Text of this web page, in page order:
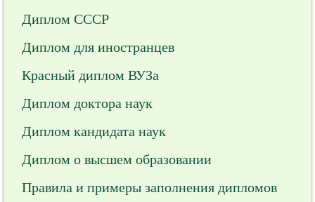
Диплом СССР
Диплом для иностранцев
Красный диплом ВУЗа
Диплом доктора наук
Диплом кандидата наук
Диплом о высшем образовании
Правила и примеры заполнения дипломов